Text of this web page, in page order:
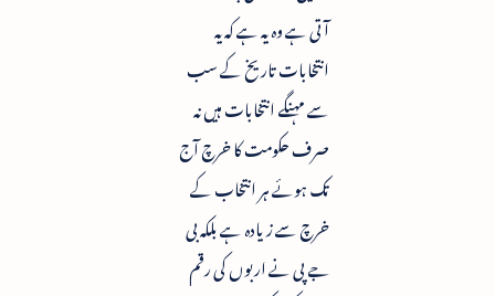
آتی ہے وہ یہ ہے کہ یہ
انتخابات تاریخ کے سب
سے مہنگے انتخابات ہیں نہ
صرف حکومت کا خرچ آج
تک ہوئے ہر انتخاب کے
خرچ سے زیادہ ہے بلکہ بی
جے پی نے اربوں کی رقم